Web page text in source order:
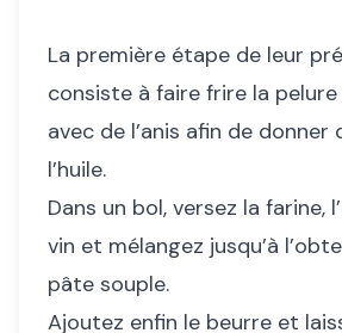
La première étape de leur
consiste à faire frire la
avec de l’anis afin de donner
l’huile.
Dans un bol, versez la farine,
vin et mélangez jusqu’à
pâte souple.
Ajoutez enfin le beurre et